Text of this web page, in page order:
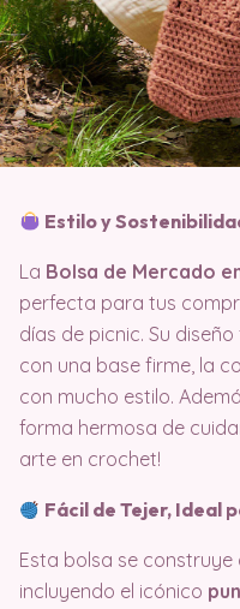
Estilo y
La Bolsa de Mercado
perfecta para tus
días de picnic. Su
con una base firme, la
con mucho estilo.
forma hermosa de
arte en crochet!
Fácil de Tejer, Ideal
Esta bolsa se
incluyendo el icónico